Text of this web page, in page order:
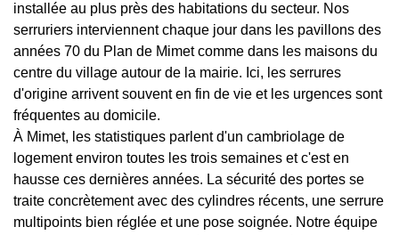
installée au plus près des habitations du secteur. Nos
serruriers interviennent chaque jour dans les pavillons des
années 70 du Plan de Mimet comme dans les maisons du
centre du village autour de la mairie. Ici, les serrures
d'origine arrivent souvent en fin de vie et les urgences sont
fréquentes au domicile.
À Mimet, les statistiques parlent d'un cambriolage de
logement environ toutes les trois semaines et c'est en
hausse ces dernières années. La sécurité des portes se
traite concrètement avec des cylindres récents, une serrure
multipoints bien réglée et une pose soignée. Notre équipe